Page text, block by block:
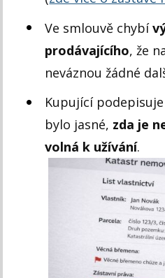
Ve smlouvě chybí
prodávajícího, že
neváznou žádné
Kupující
bylo jasné, zda je
volná k užívání.